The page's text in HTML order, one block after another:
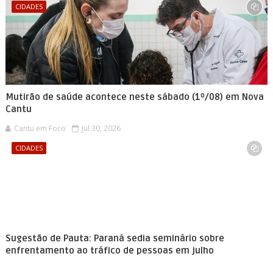
CIDADES
Mutirão de saúde acontece neste sábado (1º/08) em Nova
Cantu
Cantu em Foco Jul 30, 2026
CIDADES
Sugestão de Pauta: Paraná sedia seminário sobre
enfrentamento ao tráfico de pessoas em julho